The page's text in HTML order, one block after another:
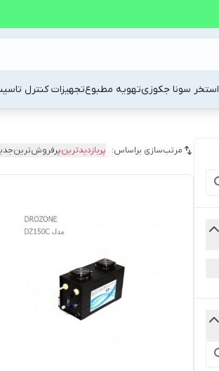
استخر سونا جکوزیتهویه مطبوعتجهیزات کنترل
مرتب‌سازی براساس: پربازدیدترینپرفروش‌ترین